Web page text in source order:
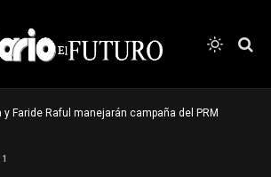
y Faride Raful manejarán campaña del PRM
1